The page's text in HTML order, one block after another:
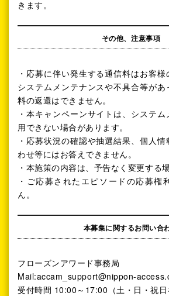
きます。
その他、注意事項
・応募に伴い発生する通信料はお客様
システムメンテナンスや不具合等が
料の返還はできません。
・本キャンペーンサイトは、システ
用できない場合があります。
・応募状況の確認や抽選結果、個人
わせ等にはお答えできません。
・本施策の内容は、予告なく変更する
・ご応募されたエピソードの応募権
ん。
本募集に関するお問い合
フローズンアワード事務局
Mail:accam_support@nippon-
受付時間 10:00～17:00（土・日・祝日